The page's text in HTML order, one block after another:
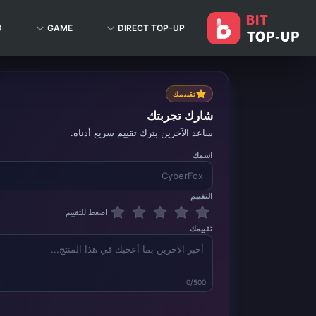
DIRECT TOP-UP
GAME
تقييمك
شارك تجربتك
ساعد الآخرين بترك تقييم سريع أدناه.
اسمك
التقييم
اضغط للتقييم
تقييمك
0/500